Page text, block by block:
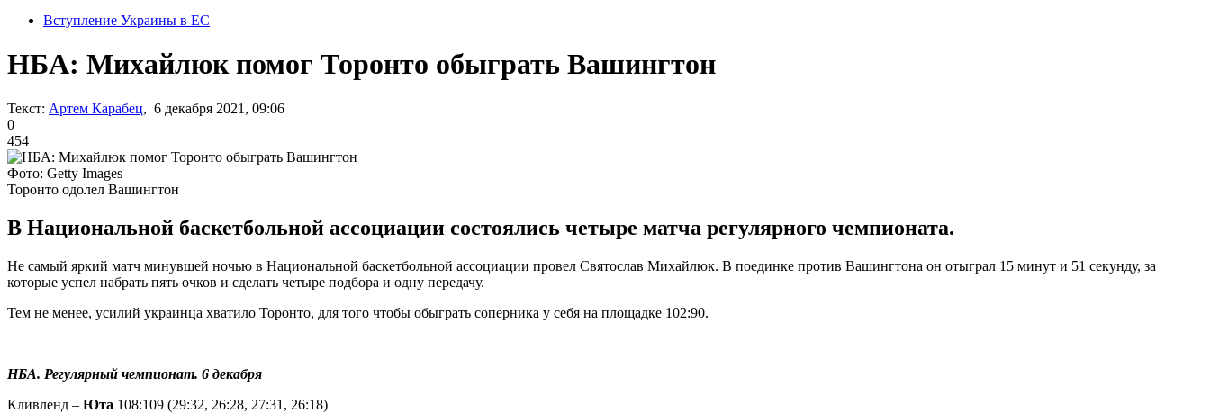
Вступление Украины в ЕС
НБА: Михайлюк помог Торонто обыграть Вашингтон
Текст: Артем Карабец, 6 декабря 2021, 09:06
0
454
Фото: Getty Images
Торонто одолел Вашингтон
В Национальной баскетбольной ассоциации состоялись четыре матча регулярного чемпионата.
Не самый яркий матч минувшей ночью в Национальной баскетбольной ассоциации провел Святослав Михайлюк. В поединке против Вашингтона он отыграл 15 минут и 51 секунду, за
которые успел набрать пять очков и сделать четыре подбора и одну передачу.
Тем не менее, усилий украинца хватило Торонто, для того чтобы обыграть соперника у себя на площадке 102:90.
НБА. Регулярный чемпионат. 6 декабря
Кливленд – Юта 108:109 (29:32, 26:28, 27:31, 26:18)